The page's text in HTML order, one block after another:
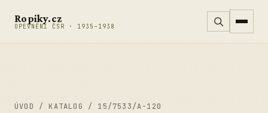
Ropiky.cz
OPEVNĚNÍ ČSR · 1935–1938
ÚVOD / KATALOG / 15/7533/A-120